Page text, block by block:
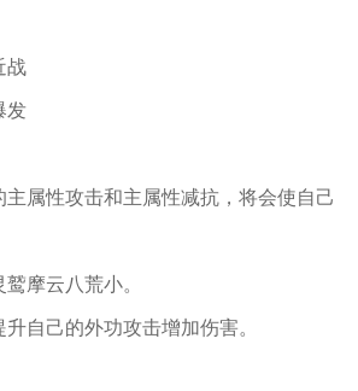
战
发
属性攻击和主属性减抗，将会使自己
摩云八荒小。
自己的外功攻击增加伤害。